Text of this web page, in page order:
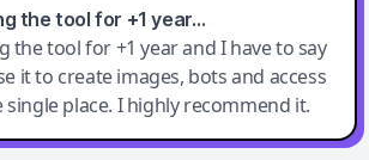
the tool for +1 year…
the tool for +1 year and I have to say
it to create images, bots and access
single place. I highly recommend it.